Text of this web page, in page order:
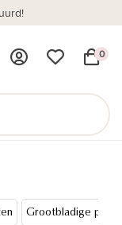
0
Grootbladige